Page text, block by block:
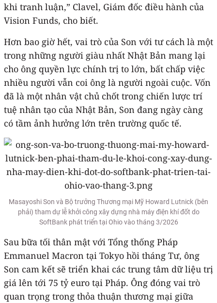
khi tranh luận,” Clavel, Giám đốc điều hành của
Vision Funds, cho biết.
Hơn bao giờ hết, vai trò của Son với tư cách là một
trong những người giàu nhất Nhật Bản mang lại
cho ông quyền lực chính trị to lớn, bất chấp việc
nhiều người vẫn coi ông là người ngoài cuộc. Vốn
đã là một nhân vật chủ chốt trong chiến lược trí
tuệ nhân tạo của Nhật Bản, Son đang ngày càng
có tầm ảnh hưởng lớn trên trường quốc tế.
Masayoshi Son và Bộ trưởng Thương mại Mỹ Howard Lutnick (bên
phải) tham dự lễ khởi công xây dựng nhà máy điện khí đốt do
SoftBank phát triển tại Ohio vào tháng 3/2026
Sau bữa tối thân mật với Tổng thống Pháp
Emmanuel Macron tại Tokyo hồi tháng Tư, ông
Son cam kết sẽ triển khai các trung tâm dữ liệu trị
giá lên tới 75 tỷ euro tại Pháp. Ông đóng vai trò
quan trọng trong thỏa thuận thương mại giữa